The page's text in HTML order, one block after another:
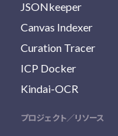
JSONkeeper
Canvas Indexer
Curation Tracer
ICP Docker
Kindai-OCR
プロジェクト／リソース